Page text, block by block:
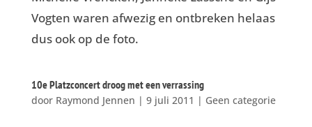
Vogten waren afwezig en ontbreken helaas
dus ook op de foto.
10e Platzconcert droog met een verrassing
door Raymond Jennen | 9 juli 2011 | Geen categorie